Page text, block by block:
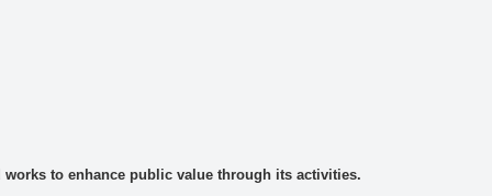
to enhance public value through its activities.